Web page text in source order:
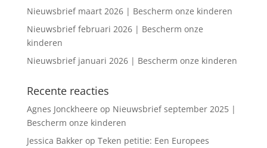
Nieuwsbrief maart 2026 | Bescherm onze kinderen
Nieuwsbrief februari 2026 | Bescherm onze
kinderen
Nieuwsbrief januari 2026 | Bescherm onze kinderen
Recente reacties
Agnes Jonckheere op Nieuwsbrief september 2025 |
Bescherm onze kinderen
Jessica Bakkerop Teken petitie: Een Europees